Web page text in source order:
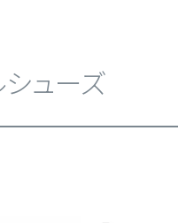
GAP
EDWINューズ